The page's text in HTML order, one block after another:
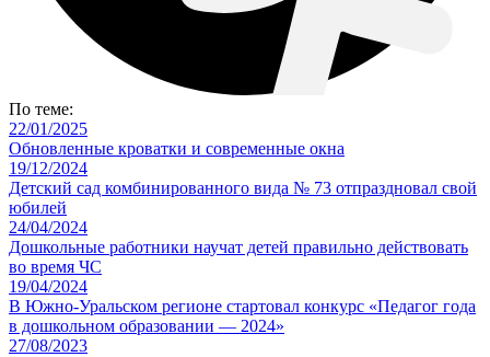
По теме:
22/01/2025
Обновленные кроватки и современные окна
19/12/2024
Детский сад комбинированного вида № 73 отпраздновал свой
юбилей
24/04/2024
Дошкольные работники научат детей правильно действовать
во время ЧС
19/04/2024
В Южно-Уральском регионе стартовал конкурс «Педагог года
в дошкольном образовании — 2024»
27/08/2023